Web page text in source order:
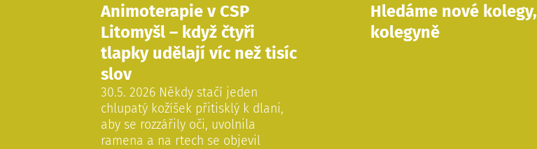
Animoterapie v CSP
Litomyšl – když čtyři
tlapky udělají víc než tisíc
slov
30.5. 2026 Někdy stačí jeden
chlupatý kožíšek přitisklý k dlani,
aby se rozzářily oči, uvolnila
ramena a na rtech se objevil
Hledáme nové kolegy,
kolegyně